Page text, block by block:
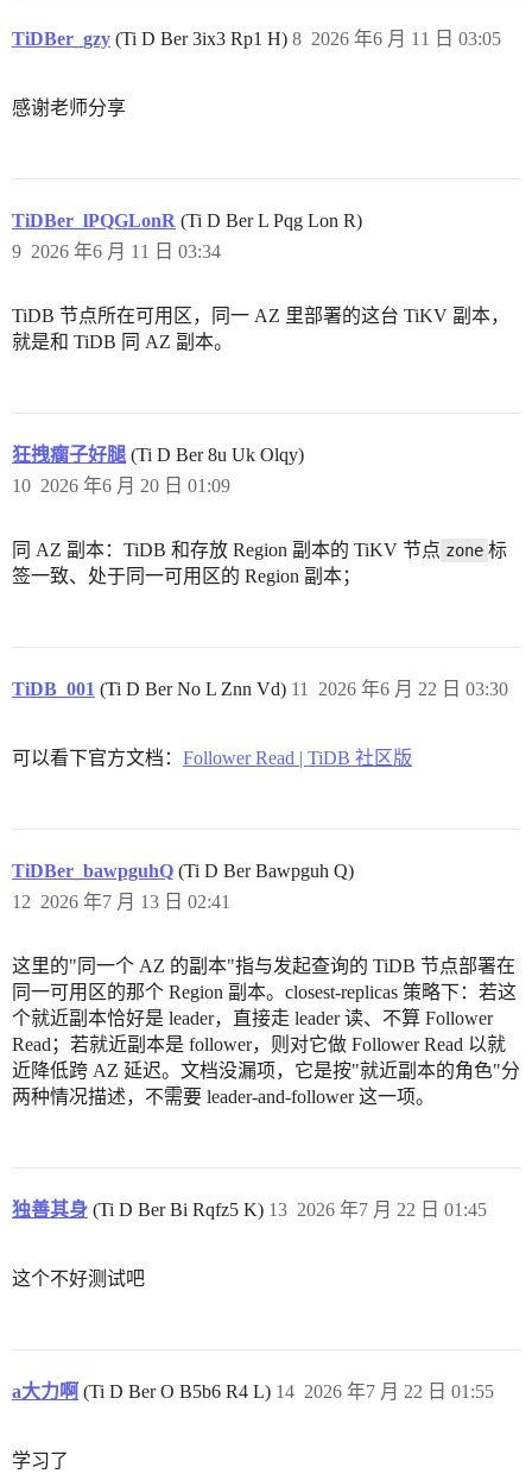
TiDBer_gzy (Ti D Ber 3ix3 Rp1 H) 2026 年6 月 11 日 03:05
8
感谢老师分享
TiDBer_lPQGLonR (Ti D Ber L Pqg Lon R)
2026 年6 月 11 日 03:34
9
TiDB 节点所在可用区，同一 AZ 里部署的这台 TiKV 副本，
就是和 TiDB 同 AZ 副本。
狂拽瘸子好腿 (Ti D Ber 8u Uk Olqy)
2026 年6 月 20 日 01:09
10
同 AZ 副本：TiDB 和存放 Region 副本的 TiKV 节点 zone 标
签一致、处于同一可用区的 Region 副本；
TiDB_001 (Ti D Ber No L Znn Vd) 2026 年6 月 22 日 03:30
11
可以看下官方文档： Follower Read | TiDB 社区版
TiDBer_bawpguhQ (Ti D Ber Bawpguh Q)
2026 年7 月 13 日 02:41
12
这里的"同一个 AZ 的副本"指与发起查询的 TiDB 节点部署在
同一可用区的那个 Region 副本。closest-replicas 策略下：若这
个就近副本恰好是 leader，直接走 leader 读、不算 Follower
Read；若就近副本是 follower，则对它做 Follower Read 以就
近降低跨 AZ 延迟。文档没漏项，它是按"就近副本的角色"分
两种情况描述，不需要 leader-and-follower 这一项。
独善其身 (Ti D Ber Bi Rqfz5 K) 2026 年7 月 22 日 01:45
13
这个不好测试吧
a大力啊 (Ti D Ber O B5b6 R4 L) 2026 年7 月 22 日 01:55
14
学习了